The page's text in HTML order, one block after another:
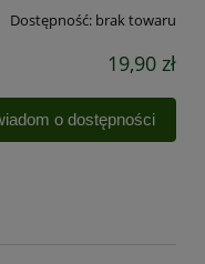
Dostępność: brak towaru
19,90 zł
o dostępności